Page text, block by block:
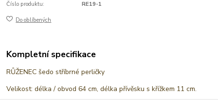
Číslo produktu: RE19-1
Do oblíbených
Kompletní specifikace
RŮŽENEC šedo stříbrné perličky
Velikost: délka / obvod 64 cm, délka přívěsku s křížkem 11 cm.